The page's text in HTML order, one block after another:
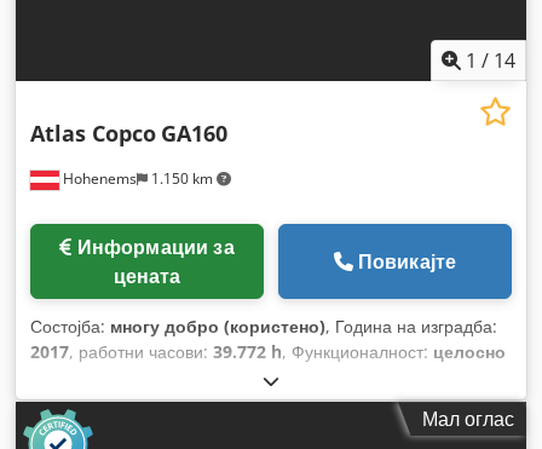
1 / 14
Hohenems 1.150 km
Atlas Copco GA160
цената
Повикајте
Состојба: многу добро (користено), Година на изградба:
2017, работни часови: 39.772 h, Функционалност: целосно
Мал оглас